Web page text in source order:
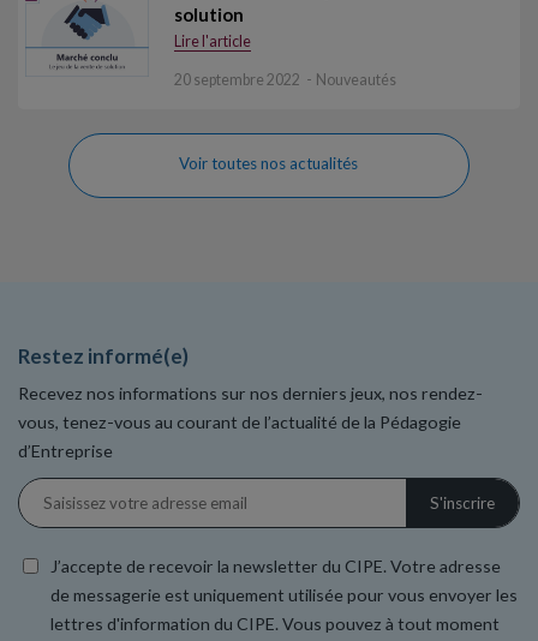
solution
Lire l'article
20 septembre 2022 Nouveautés
Voir toutes nos actualités
Restez informé(e)
Recevez nos informations sur nos derniers jeux, nos rendez-
vous, tenez-vous au courant de l’actualité de la Pédagogie
d’Entreprise
J’accepte de recevoir la newsletter du CIPE. Votre adresse
de messagerie est uniquement utilisée pour vous envoyer les
lettres d'information du CIPE. Vous pouvez à tout moment